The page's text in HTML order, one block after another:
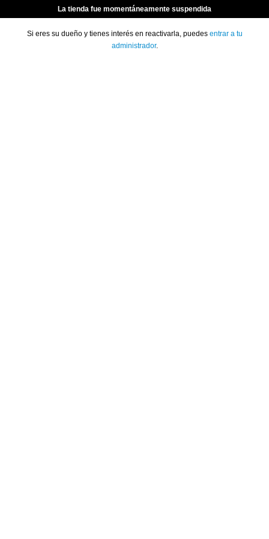
La tienda fue momentáneamente suspendida
Si eres su dueño y tienes interés en reactivarla, puedes entrar a tu
administrador.